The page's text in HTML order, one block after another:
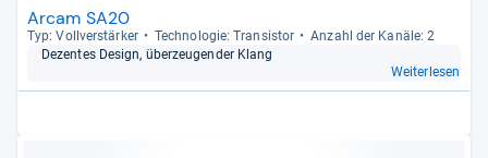
Arcam SA20
Typ: Voll­ver­stär­ker Tech­no­lo­gie: Tran­sis­tor
Anzahl der Kanäle: 2
Dezen­tes Design, über­zeu­gen­der Klang
Weiterlesen